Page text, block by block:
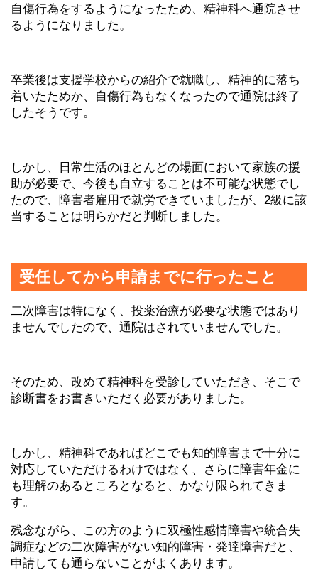
自傷行為をするようになったため、精神科へ通院させ
るようになりました。
卒業後は支援学校からの紹介で就職し、精神的に落ち
着いたためか、自傷行為もなくなったので通院は終了
したそうです。
しかし、日常生活のほとんどの場面において家族の援
助が必要で、今後も自立することは不可能な状態でし
たので、障害者雇用で就労できていましたが、2級に該
当することは明らかだと判断しました。
受任してから申請までに行ったこと
二次障害は特になく、投薬治療が必要な状態ではあり
ませんでしたので、通院はされていませんでした。
そのため、改めて精神科を受診していただき、そこで
診断書をお書きいただく必要がありました。
しかし、精神科であればどこでも知的障害まで十分に
対応していただけるわけではなく、さらに障害年金に
も理解のあるところとなると、かなり限られてきま
す。
残念ながら、この方のように双極性感情障害や統合失
調症などの二次障害がない知的障害・発達障害だと、
申請しても通らないことがよくあります。